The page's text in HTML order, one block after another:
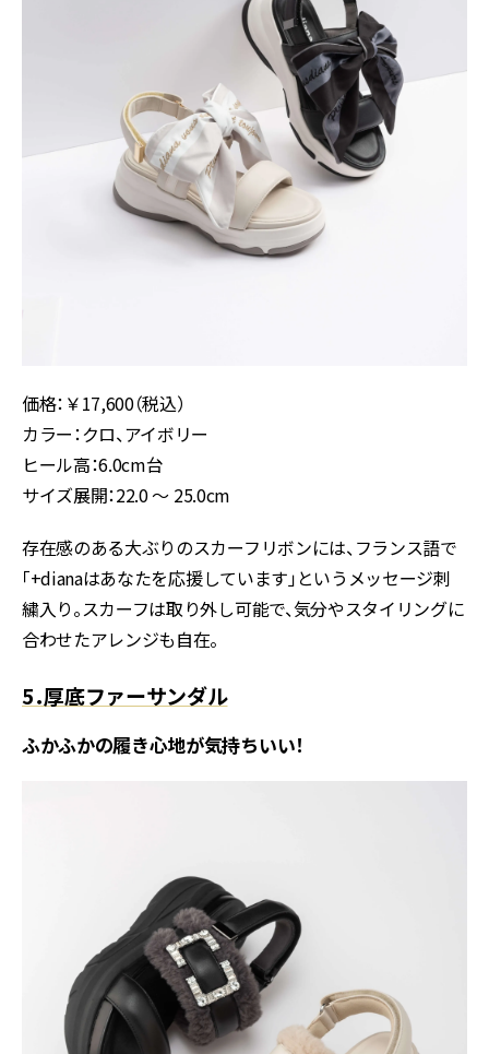
価格：￥17,600（税込）
カラー：クロ、アイボリー
ヒール高：6.0cm台
サイズ展開：22.0 ～ 25.0cm
存在感のある大ぶりのスカーフリボンには、フランス語で
「+dianaはあなたを応援しています」というメッセージ刺
繍入り。スカーフは取り外し可能で、気分やスタイリングに
合わせたアレンジも自在。
5．厚底ファーサンダル
ふかふかの履き心地が気持ちいい！